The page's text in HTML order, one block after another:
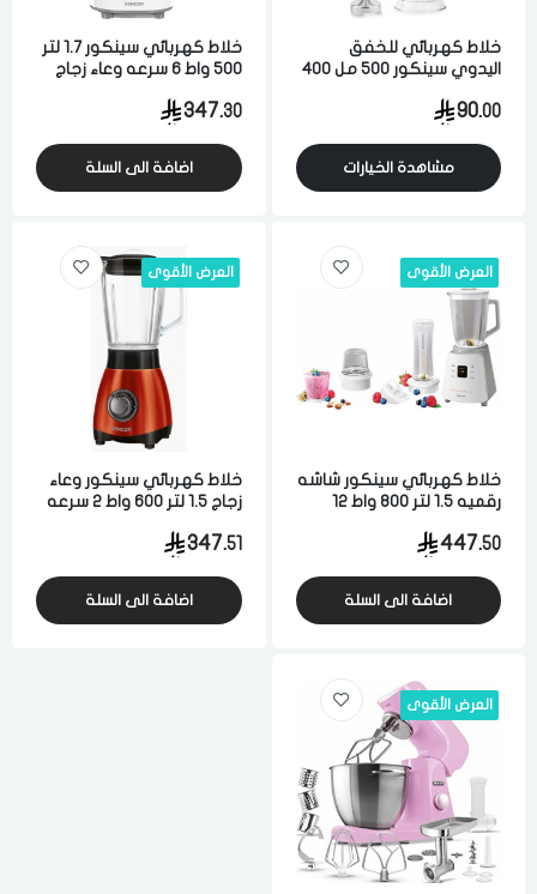
خلاط كهربائي للخفق
اليدوي سينكور 500 مل 400
90.00
مشاهدة الخيارات
خلاط كهربائي سينكور 1.7 لتر
500 واط 6 سرعه وعاء زجاج
347.30
اضافة الى السلة
العرض الأقوى
خلاط كهربائي سينكور شاشه
رقميه 1.5 لتر 800 واط 12
447.50
اضافة الى السلة
العرض الأقوى
خلاط كهربائي سينكور وعاء
زجاج 1.5 لتر 600 واط 2 سرعه
347.51
اضافة الى السلة
العرض الأقوى